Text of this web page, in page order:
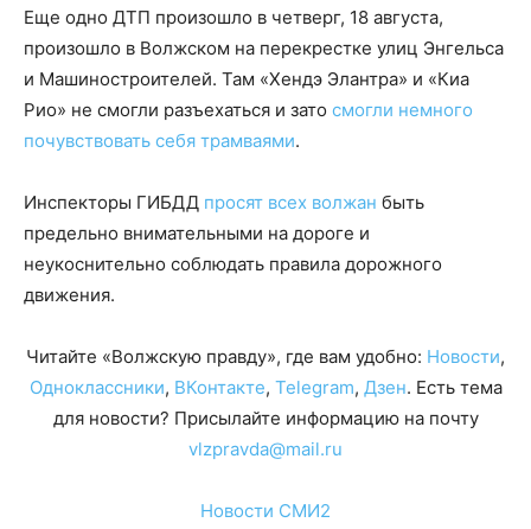
Еще одно ДТП произошло в четверг, 18 августа,
произошло в Волжском на перекрестке улиц Энгельса
и Машиностроителей. Там «Хендэ Элантра» и «Киа
Рио» не смогли разъехаться и зато смогли немного
почувствовать себя трамваями.
Инспекторы ГИБДД просят всех волжан быть
предельно внимательными на дороге и
неукоснительно соблюдать правила дорожного
движения.
Читайте «Волжскую правду», где вам удобно: Новости,
Одноклассники, ВКонтакте, Telegram, Дзен. Есть тема
для новости? Присылайте информацию на почту
vlzpravda@mail.ru
Новости СМИ2